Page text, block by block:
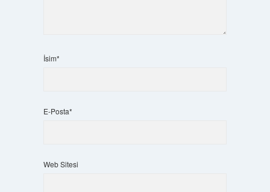
İsim*
E-Posta*
Web Sitesi